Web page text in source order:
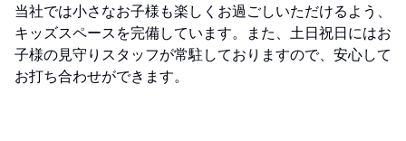
当社では小さなお子様も楽しくお過ごしいただけるよう、
キッズスペースを完備しています。また、土日祝日にはお
子様の見守りスタッフが常駐しておりますので、安心して
お打ち合わせができます。